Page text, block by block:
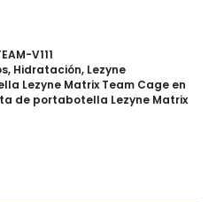
V111
, Hidratación, Lezyne
Lezyne Matrix Team Cage en
de portabotella Lezyne Matrix